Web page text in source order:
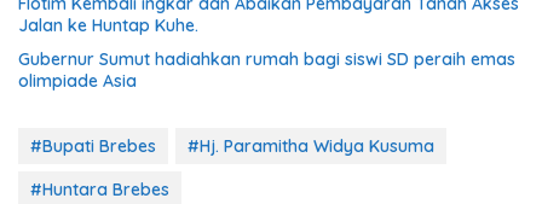
Jalan ke Huntap Kuhe.
Gubernur Sumut hadiahkan rumah bagi siswi SD peraih emas
olimpiade Asia
#Bupati Brebes
#Hj. Paramitha Widya Kusuma
#Huntara Brebes